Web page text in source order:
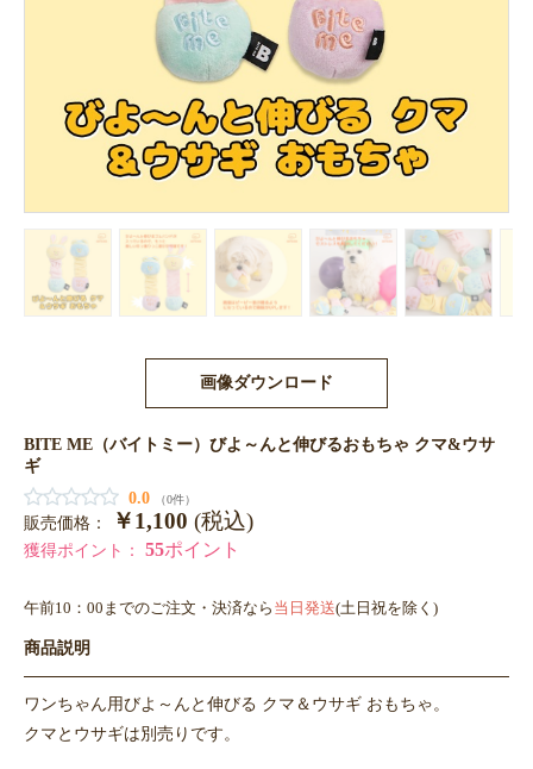
画像ダウンロード
BITE ME（バイトミー）びよ～んと伸びるおもちゃ クマ&ウサ
ギ
0.0
（0件）
販売価格： ￥1,100 (税込)
獲得ポイント： 55ポイント
午前10：00までのご注文・決済なら 当日発送(土日祝を除く)
商品説明
ワンちゃん用びよ～んと伸びる クマ＆ウサギ おもちゃ。
クマとウサギは別売りです。